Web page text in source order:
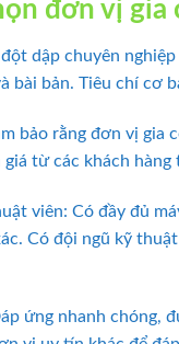
đơn vị gia
dập chuyên
bài bản. Tiêu chí cơ
bảo rằng đơn vị gia
từ các khách
viên: Có đầy đủ
Có đội ngũ kỹ
ứng nhanh chóng,